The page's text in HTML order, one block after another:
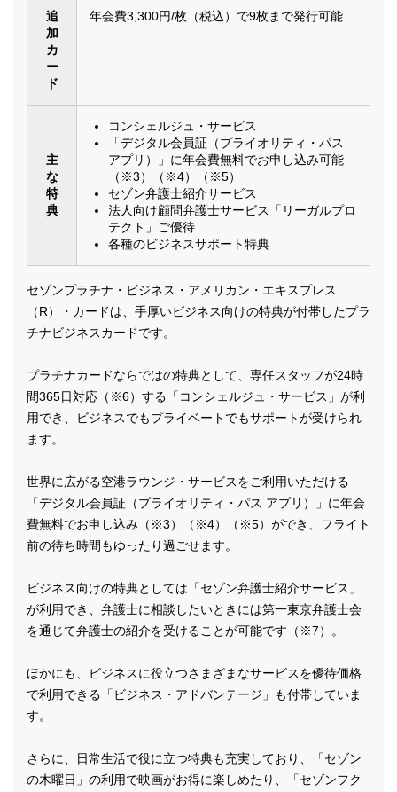
追
加
カ
ー
ド
年会費3,300円/枚（税込）で9枚まで発行可能
主
な
特
典
コンシェルジュ・サービス
「デジタル会員証（プライオリティ・パス
アプリ）」に年会費無料でお申し込み可能
（※3）（※4）（※5）
セゾン弁護士紹介サービス
法人向け顧問弁護士サービス「リーガルプロ
テクト」ご優待
各種のビジネスサポート特典
セゾンプラチナ・ビジネス・アメリカン・エキスプレス
（R）・カードは、手厚いビジネス向けの特典が付帯したプラ
チナビジネスカードです。
プラチナカードならではの特典として、専任スタッフが24時
間365日対応（※6）する「コンシェルジュ・サービス」が利
用でき、ビジネスでもプライベートでもサポートが受けられ
ます。
世界に広がる空港ラウンジ・サービスをご利用いただける
「デジタル会員証（プライオリティ・パス アプリ）」に年会
費無料でお申し込み（※3）（※4）（※5）ができ、フライト
前の待ち時間もゆったり過ごせます。
ビジネス向けの特典としては「セゾン弁護士紹介サービス」
が利用でき、弁護士に相談したいときには第一東京弁護士会
を通じて弁護士の紹介を受けることが可能です（※7）。
ほかにも、ビジネスに役立つさまざまなサービスを優待価格
で利用できる「ビジネス・アドバンテージ」も付帯していま
す。
さらに、日常生活で役に立つ特典も充実しており、「セゾン
の木曜日」の利用で映画がお得に楽しめたり、「セゾンフク